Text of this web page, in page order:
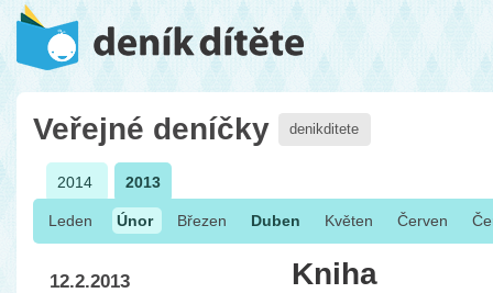
Veřejné deníčky denikditete
2014 2013
Leden Únor Březen Duben Květen Červen
12.2.2013 Kniha